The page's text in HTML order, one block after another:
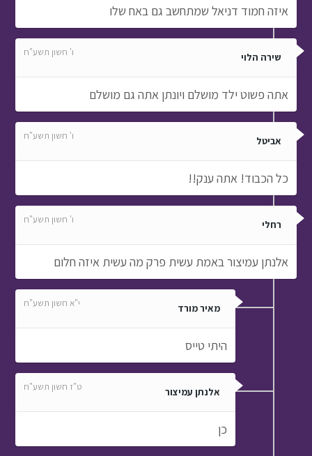
איזה חמוד דניאל שמתחשב גם באח שלו
שירה הלוי ו' חשון תשע"ח
אתה פשוט ילד מושלם ויונתן אתה גם מושלם
אביטל ו' חשון תשע"ח
כל הכבוד! אתה ענק!!
רחלי ו' חשון תשע"ח
אלנתן עמיצור באמת עשית פרק מה עשית איזה חלום
מאיר מורד י"א חשון תשע"ח
היתי טייס
אלנתן עמיצור ט"ז חשון תשע"ח
כן